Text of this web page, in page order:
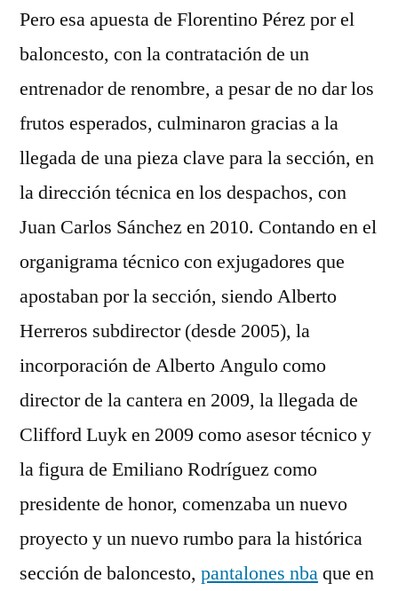
Pero esa apuesta de Florentino Pérez por el
baloncesto, con la contratación de un
entrenador de renombre, a pesar de no dar los
frutos esperados, culminaron gracias a la
llegada de una pieza clave para la sección, en
la dirección técnica en los despachos, con
Juan Carlos Sánchez en 2010. Contando en el
organigrama técnico con exjugadores que
apostaban por la sección, siendo Alberto
Herreros subdirector (desde 2005), la
incorporación de Alberto Angulo como
director de la cantera en 2009, la llegada de
Clifford Luyk en 2009 como asesor técnico y
la figura de Emiliano Rodríguez como
presidente de honor, comenzaba un nuevo
proyecto y un nuevo rumbo para la histórica
sección de baloncesto, pantalones nbaque en